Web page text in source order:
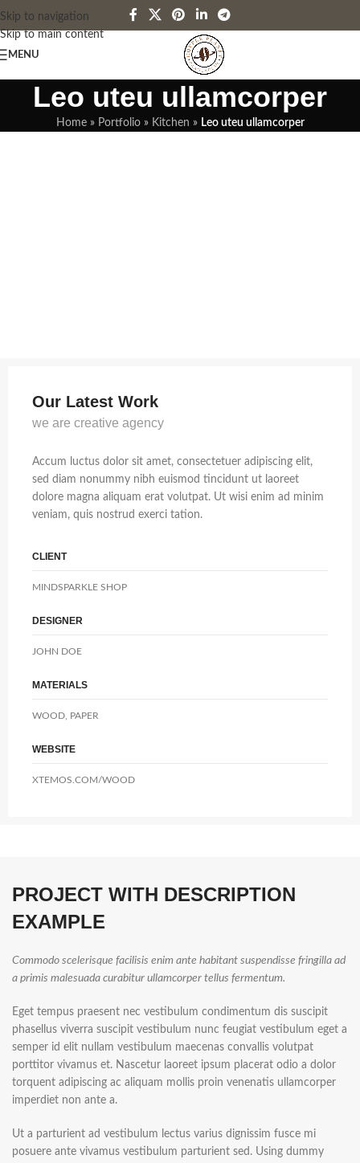
Skip to navigation
Skip to main content
MENU
Leo uteu ullamcorper
Home» Portfolio» Kitchen » Leo uteu ullamcorper
Our Latest Work
we are creative agency
Accum luctus dolor sit amet, consectetuer adipiscing elit,
sed diam nonummy nibh euismod tincidunt ut laoreet
dolore magna aliquam erat volutpat. Ut wisi enim ad minim
veniam, quis nostrud exerci tation.
CLIENT
MINDSPARKLE SHOP
DESIGNER
JOHN DOE
MATERIALS
WOOD, PAPER
WEBSITE
XTEMOS.COM/WOOD
PROJECT WITH DESCRIPTION
EXAMPLE
Commodo scelerisque facilisis enim ante habitant suspendisse fringilla ad
a primis malesuada curabitur ullamcorper tellus fermentum.
Eget tempus praesent nec vestibulum condimentum dis suscipit
phasellus viverra suscipit vestibulum nunc feugiat vestibulum eget a
semper id elit nullam vestibulum maecenas convallis volutpat
porttitor vivamus et. Nascetur laoreet ipsum placerat odio a dolor
torquent adipiscing ac aliquam mollis proin venenatis ullamcorper
imperdiet non ante a.
Ut a parturient ad vestibulum lectus varius dignissim fusce mi
posuere ante vivamus vestibulum parturient sed. Using dummy